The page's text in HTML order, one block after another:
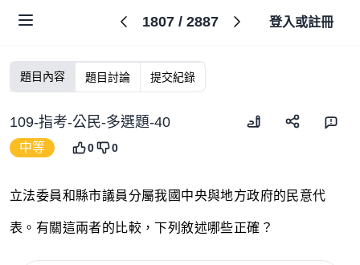
1807/ 2887 登入或註冊
題目內容 題目討論 提交紀錄
109-指考-公民-多選題-40
中等 0 0
立法委員和縣市議員分屬我國中央與地方政府的民意代
表。有關這兩者的比較，下列敘述哪些正確？